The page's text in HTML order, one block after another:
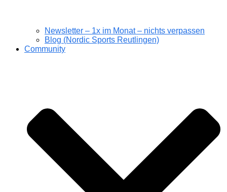
Newsletter – 1x im Monat – nichts verpassen
Blog (Nordic Sports Reutlingen)
Community